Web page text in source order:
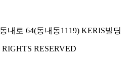
내로 64(동내동1119) KERIS빌딩
RESERVED